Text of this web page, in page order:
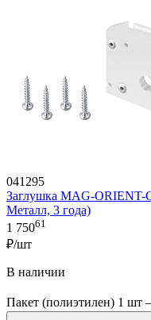
041295
Заглушка MAG-ORIENT-
Металл, 3 года)
1 75061
₽/шт
В наличии
Пакет (полиэтилен) 1 шт